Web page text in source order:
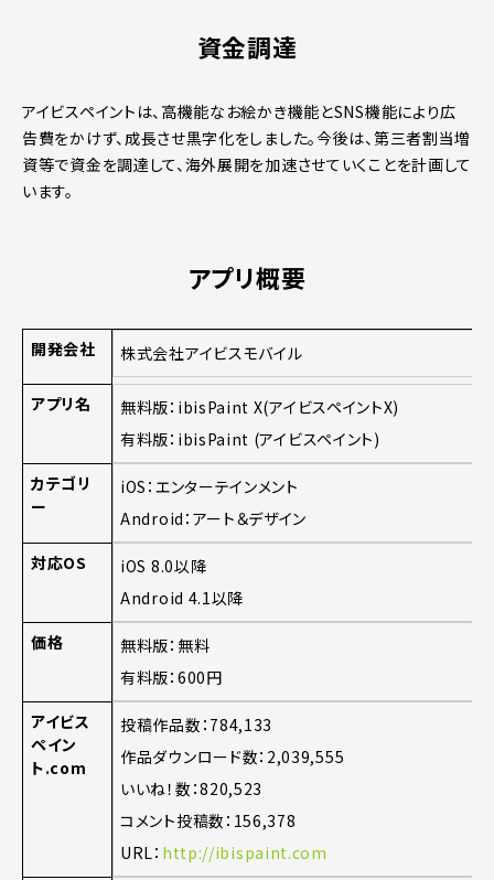
資金調達
アイビスペイントは、高機能なお絵かき機能とSNS機能により広
告費をかけず、成長させ黒字化をしました。今後は、第三者割当増
資等で資金を調達して、海外展開を加速させていくことを計画して
います。
アプリ概要
開発会社 株式会社アイビスモバイル
アプリ名
無料版：ibisPaint X(アイビスペイントX)
有料版：ibisPaint (アイビスペイント)
カテゴリ
ー
iOS：エンターテインメント
Android：アート＆デザイン
対応OS
iOS 8.0以降
Android 4.1以降
価格
無料版：無料
有料版：600円
アイビス
ペイン
ト.com
投稿作品数：784,133
作品ダウンロード数：2,039,555
いいね！数：820,523
コメント投稿数：156,378
URL： http://ibispaint.com